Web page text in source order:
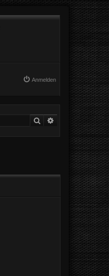
Anmelden
Suche Erweiterte Suche